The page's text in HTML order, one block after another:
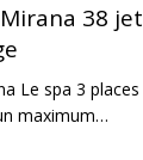
38
Le spa 3
maximum…